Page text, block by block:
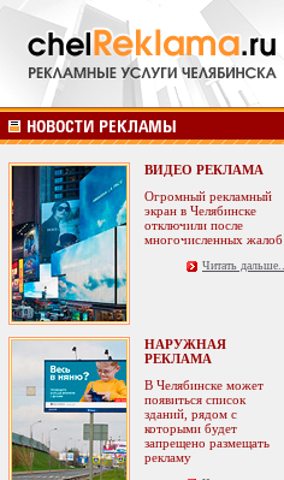
ВИДЕО РЕКЛАМА
Огромный рекламный
экран в Челябинске
отключили после
многочисленных жалоб
Читать дальше...
НАРУЖНАЯ
РЕКЛАМА
В Челябинске может
появиться список
зданий, рядом с
которыми будет
запрещено размещать
рекламу